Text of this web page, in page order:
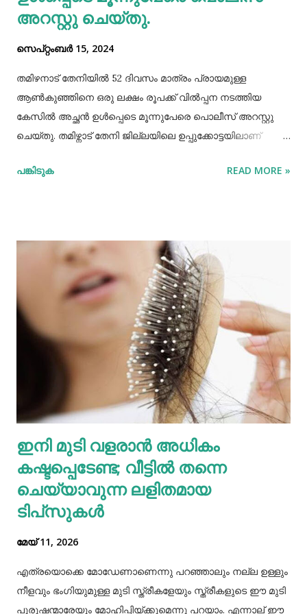
അറസ്റ്റു ചെയ്തു.
സെപ്റ്റംബർ 15, 2024
തമിഴനാട് തേനിയില്‍ 52 ദിവസം മാത്രം പ്രായമുള്ള
ആണ്‍കുഞ്ഞിനെ ഒരു ലക്ഷം രൂപക്ക് വില്‍പ്പന നടത്തിയ
കേസില്‍ അച്ഛൻ ഉള്‍പ്പെടെ മൂന്നുപേരെ പൊലീസ് അറസ്റ്റു
ചെയ്തു. തമിഴ്നാട് തേനി ജില്ലയിലെ ഉപ്പുക്കോട്ടയിലാണ്
സ്വദേശികളായ ദമ്ബതികളുമാണ് അറസ്റ്റിലായത്. തേനി
സമയവും മദ്യലഹരിയിലും. തന്‍റെ കുഞ്ഞിനെ ഒരു ലക്ഷം
രൂപക്ക് വില്‍പ്പന നടത്തിയതായി അച്ഛൻ
മദ്യലഹരിയിലിരിക്കെ സമീപവാസികളിലൊരാളോട് പറഞ്ഞു.
ഇതോടെയാണ് വിവരം പുറത്തറിഞ്ഞത്. തുടർന്ന്
അയല്‍വാസി പൊലീസിലും ചൈല്‍ഡ് ലൈനിലും വിവരം
അറിയിക്കുകയായിരുന്നു. പൊലീസെത്തി അച്ഛനെയും
അമ്മയെയും മുത്തശ്ശിയെയും ചോദ്യം ചെയ്തു.
മധുരയിലുള്ള ബന്ധുവിന് കുട്ടികളില്ലാത്തതിനാല്‍
വളർത്താൻ ഏല്‍പ്പിച്ചുവെന്നാണ് അച്ഛൻ പൊലീസിനോട്
ആദ്യം പറഞ്ഞത്. പോലീസ് മധുരയിലെത്തി പരിശോധന
നടത്തിയെങ്കിലും കുഞ്ഞ് അവിടെയില്ലെന്ന് കണ്ടെത്തി.
തുടർന്ന് അച്ഛനെ വീണ്ടും വിശദമായി ചോദ്യം ചെയ്തു.
തുടർന്ന് നടത...
പങ്കിടുക READ MORE »
ഇനി മുടി വളരാൻ അധികം
കഷ്ടപ്പെടേണ്ട; വീട്ടിൽ തന്നെ
ചെയ്യാവുന്ന ലളിതമായ
ടിപ്‌സുകൾ
മേയ് 11, 2026
എത്രയൊക്കെ മോഡേണാണെന്നു പറഞ്ഞാലും നല്ല ഉള്ളും
നീളവും ഭംഗിയുമുള്ള മുടി സ്ത്രീകളേയും സ്ത്രീകളുടെ ഈ മുടി
പുരുഷന്മാരേയും മോഹിപ്പിയ്ക്കുമെന്നു പറയാം. എന്നാല് ഈ